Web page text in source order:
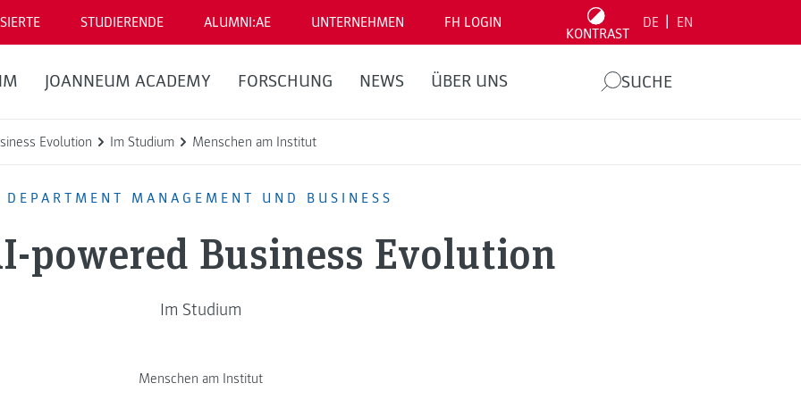
STUDIERENDE ALUMNI:AE UNTERNEHMEN FH LOGIN
KONTRAST
DE EN
JOANNEUM ACADEMY FORSCHUNG NEWS ÜBER UNS SUCHE
Evolution Im Studium Menschen am Institut
DEPARTMENT MANAGEMENT UND BUSINESS
powered Business Evolution
Im Studium
Menschen am Institut